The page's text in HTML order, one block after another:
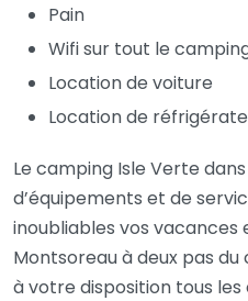
Pain
Wifi sur tout le
Location de voiture
Location de
Le camping Isle Verte
d’équipements et de
inoubliables vos vacances
Montsoreau à deux pas
à votre disposition tous